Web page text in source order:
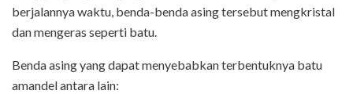
berjalannya waktu, benda-benda asing tersebut mengkristal
dan mengeras seperti batu.
Benda asing yang dapat menyebabkan terbentuknya batu
amandel antara lain: